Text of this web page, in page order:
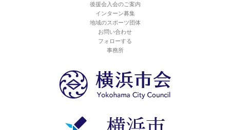
後援会入会のご案内
インターン募集
地域のスポーツ団体
お問い合わせ
フォローする
事務所